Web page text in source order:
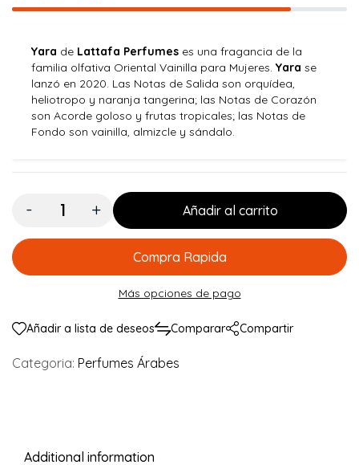
Yara de Lattafa Perfumes es una fragancia de la
familia olfativa Oriental Vainilla para Mujeres. Yara se
lanzó en 2020. Las Notas de Salida son orquídea,
heliotropo y naranja tangerina; las Notas de Corazón
son Acorde goloso y frutas tropicales; las Notas de
Fondo son vainilla, almizcle y sándalo.
Cantidad:
Añadir al carrito
Compra Rapida
Más opciones de pago
Añadir a lista de deseos Comparar Compartir
Categoria: Perfumes Árabes
Additional information